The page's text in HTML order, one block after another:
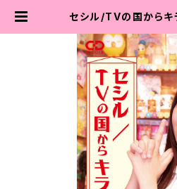
セシル/TVの国からキ